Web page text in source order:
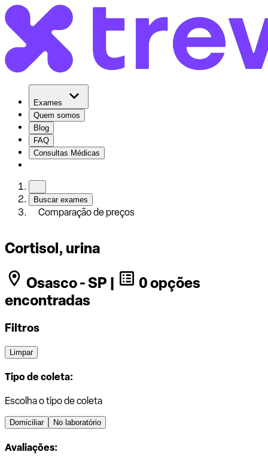
Exames
Quem somos
Blog
FAQ
Consultas Médicas
Buscar exames
Comparação de preços
Cortisol, urina
Osasco - SP |
0 opções
encontradas
Filtros
Limpar
Tipo de coleta:
Escolha o tipo de coleta
Domiciliar No laboratório
Avaliações: